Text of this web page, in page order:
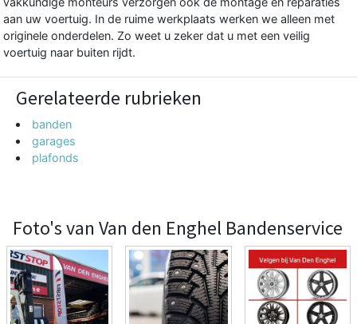
aan uw voertuig. In de ruime werkplaats werken we alleen met
originele onderdelen. Zo weet u zeker dat u met een veilig
voertuig naar buiten rijdt.
Gerelateerde rubrieken
banden
garages
plafonds
Foto's van Van den Enghel Bandenservice